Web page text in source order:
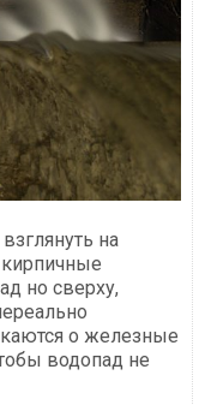
на
но сверху,
о железные
водопад не